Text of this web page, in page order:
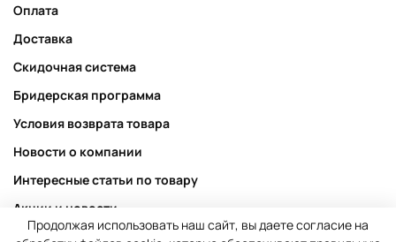
Оплата
Доставка
Скидочная система
Бридерская программа
Условия возврата товара
Новости о компании
Интересные статьи по товару
Акции и новости
Публичная оферта
Продолжая использовать наш сайт, вы даете согласие на